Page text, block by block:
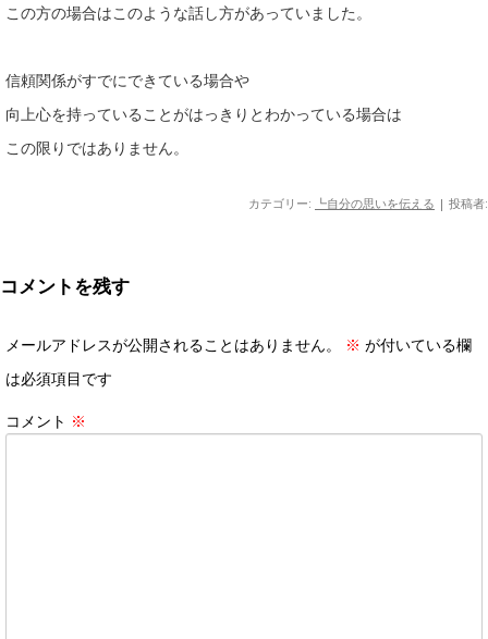
この方の場合はこのような話し方があっていました。
信頼関係がすでにできている場合や
向上心を持っていることがはっきりとわかっている場合は
この限りではありません。
カテゴリー: ┗自分の思いを伝える | 投稿者:
コメントを残す
メールアドレスが公開されることはありません。 ※ が付いている欄
は必須項目です
コメント ※